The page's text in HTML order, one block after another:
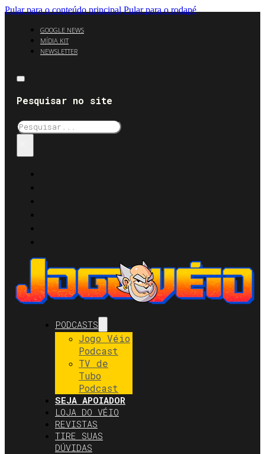
Pular para o conteúdo principal Pular para o rodapé
GOOGLE NEWS
MÍDIA KIT
NEWSLETTER
Pesquisar no site
Pesquisar
PODCASTS
Jogo Véio
Podcast
TV de
Tubo
Podcast
SEJA APOIADOR
LOJA DO VÉIO
REVISTAS
TIRE SUAS
DÚVIDAS